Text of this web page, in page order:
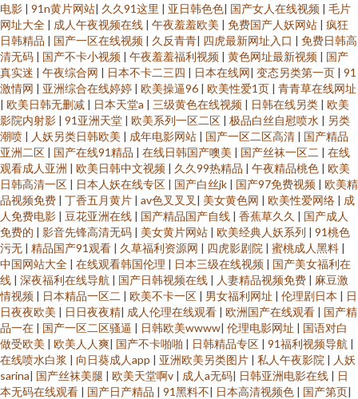
电影 | 91n黄片网站| 久久91这里 | 亚日韩色色| 国产女人在线视频 | 毛片
网址大全 | 成人午夜视频在线 | 午夜羞羞欧美 | 免费国产人妖网站 | 疯狂
日韩精品 | 国产一区在线视频 | 久反青青| 四虎最新网址入口 | 免费日韩高
清无码 | 国产不卡小视频 | 午夜羞羞福利视频 | 黄色网址最新视频 | 国产
真实迷 | 午夜综合网 | 日本不卡二三四 | 日本在线网| 变态另类第一页 | 91
激情网 | 亚洲综合在线婷婷 | 欧美操逼96 | 欧美性爱1页 | 青青草在线网址
| 欧美日韩无删减 | 日本天堂a | 三级黄色在线视频 | 日韩在线另类 | 欧美
影院内射影 | 91亚洲天堂 | 欧美系列一区二区 | 极品白丝自慰喷水 | 另类
潮喷 | 人妖另类日韩欧美 | 成年电影网站 | 国产一区二区高清 | 国产精品
亚洲二区 | 国产在线91精品 | 在线日韩国产噢美 | 国产丝袜一区二 | 在线
观看成人亚洲 | 欧美日韩中文视频 | 久久99热精品 | 午夜精品桃色 | 欧美
日韩高清一区 | 日本人妖在线专区 | 国产白丝jk | 国产97免费视频 | 欧美精
品视频免费 | 丁香五月黄片 | av色叉叉叉 | 美女黄色网 | 欧美性爱网络 | 成
人免费电影 | 豆花亚洲在线 | 国产精品国产自线 | 香蕉草久久 | 国产成人
免费的 | 影音先锋高清无码 | 美女黄片网站 | 欧美经典人妖系列 | 91桃色
污无 | 精品国产91观看 | 久草福利资源网 | 四虎影剧院 | 蜜桃成人黑料 |
中国网站大全 | 在线观看韩国伦理 | 日本三级在线视频 | 国产美女福利在
线 | 深夜福利在线导航 | 国产日韩视频在线 | 人妻精品视频免费 | 麻豆激
情视频 | 日本精品一区二 | 欧美不卡一区 | 男女福利网址 | 伦理剧日本 | 日
日夜夜欧美 | 日日夜夜精| 成人伦理在线观看 | 欧洲国产在线观看 | 国产精
品一在 | 国产一区二区骚逼 | 日韩欧美wwww| 伦理电影网址 | 国语对白
做受欧美 | 欧美人人爽| 国产不卡啪啪 | 日韩精品专区 | 91福利视频导航 |
在线喷水白浆 | 向日葵成人app | 亚洲欧美另类图片 | 私人午夜影院 | 人妖
sarina| 国产丝袜美腿 | 欧美天堂啊v | 成人a无码| 日韩亚洲电影在线 | 日
本无码在线观看 | 国产日产精品 | 91黑料不| 日本高清视频色 | 国产第页|